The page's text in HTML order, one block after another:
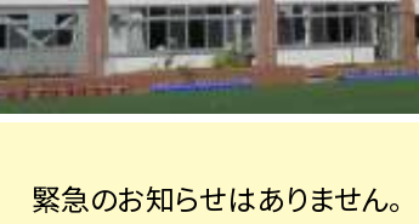
緊急のお知らせはありません。